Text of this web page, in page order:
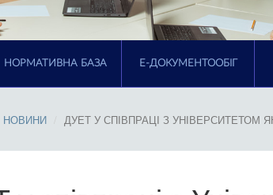
НОРМАТИВНА БАЗА Е-ДОКУМЕНТООБІГ
НОВИНИ ДУЕТ У СПІВПРАЦІ З